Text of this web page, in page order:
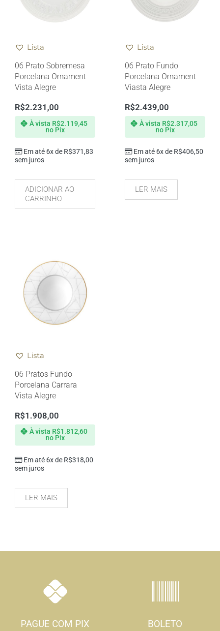
Lista
06 Prato Sobremesa
Porcelana Ornament
Vista Alegre
R$2.231,00
Em até 6x de R$371,83
sem juros
À vista R$2.119,45
no Pix
ADICIONAR AO
CARRINHO
Lista
06 Prato Fundo
Porcelana Ornament
Viasta Alegre
R$2.439,00
Em até 6x de R$406,50
sem juros
À vista R$2.317,05
no Pix
LER MAIS
Lista
06 Pratos Fundo
Porcelana Carrara
Vista Alegre
R$1.908,00
Em até 6x de R$318,00
sem juros
À vista R$1.812,60
no Pix
LER MAIS
PAGUE COM PIX BOLETO